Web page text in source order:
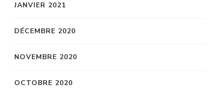
JANVIER 2021
DÉCEMBRE 2020
NOVEMBRE 2020
OCTOBRE 2020